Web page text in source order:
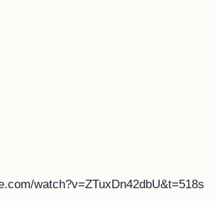
watch?v=ZTuxDn42dbU&t=518s